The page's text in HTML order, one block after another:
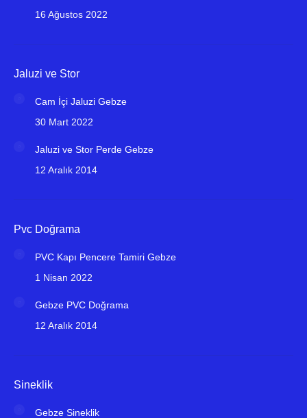
16 Ağustos 2022
Jaluzi ve Stor
Cam İçi Jaluzi Gebze
30 Mart 2022
Jaluzi ve Stor Perde Gebze
12 Aralık 2014
Pvc Doğrama
PVC Kapı Pencere Tamiri Gebze
1 Nisan 2022
Gebze PVC Doğrama
12 Aralık 2014
Sineklik
Gebze Sineklik